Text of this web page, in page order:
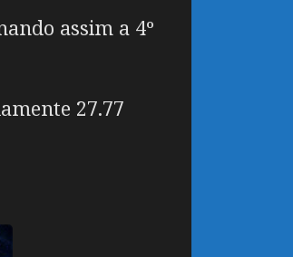
assim a 4º
27.77